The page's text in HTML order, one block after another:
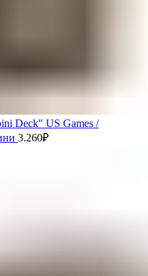
Deck" US Games /
3.260₽